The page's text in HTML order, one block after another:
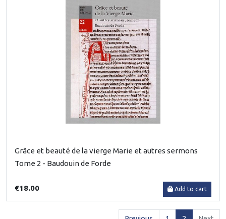
Grâce et beauté de la vierge Marie et autres sermons
Tome 2 - Baudouin de Forde
€18.00 Add to cart